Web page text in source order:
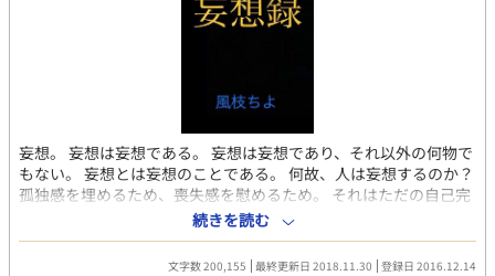
妄想。 妄想は妄想である。 妄想は妄想であり、それ以外の何物で
もない。 妄想とは妄想のことである。 何故、人は妄想するのか？
孤独感を埋めるため、喪失感を慰めるため。 それはただの自己完
結。 快楽を得るため、幸福感を感じるため。 それはただの自己満
足。 未来に想いを馳せるため、過去の過ちから目を背けるため。
それはただの自己逃避。 自己完結、自己満足、自己逃避。 すべて
続きを読む
文字数 200,155 最終更新日 2018.11.30 登録日 2016.12.14